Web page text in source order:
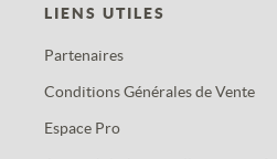
LIENS UTILES
Partenaires
Conditions Générales de Vente
Espace Pro